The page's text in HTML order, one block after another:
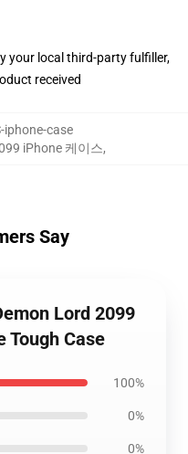
your local third-party fulfiller,
received
iphone-case
iPhone 케이스,
Say
Lord 2099
Tough Case
100%
0%
0%